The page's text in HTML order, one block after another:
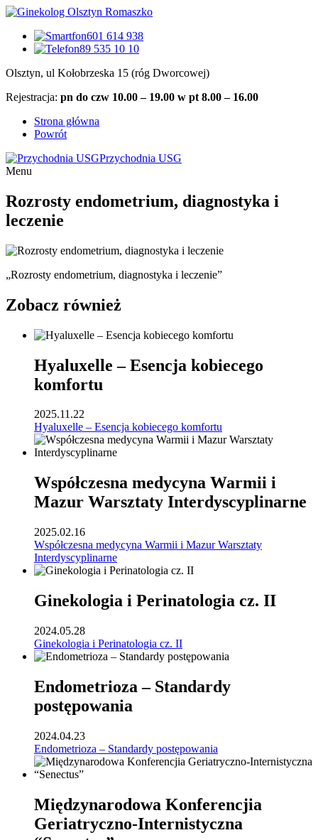
601 614 938
89 535 10 10
Olsztyn, ul Kołobrzeska 15 (róg Dworcowej)
Rejestracja: pn do czw 10.00 – 19.00 w pt 8.00 – 16.00
Strona główna
Powrót
Przychodnia USG
Menu
Rozrosty endometrium, diagnostyka i
leczenie
„Rozrosty endometrium, diagnostyka i leczenie”
Zobacz również
Hyaluxelle – Esencja kobiecego
komfortu
2025.11.22
Hyaluxelle – Esencja kobiecego komfortu
Współczesna medycyna Warmii i
Mazur Warsztaty Interdyscyplinarne
2025.02.16
Współczesna medycyna Warmii i Mazur Warsztaty
Interdyscyplinarne
Ginekologia i Perinatologia cz. II
2024.05.28
Ginekologia i Perinatologia cz. II
Endometrioza – Standardy
postępowania
2024.04.23
Endometrioza – Standardy postępowania
Międzynarodowa Konferencjia
Geriatryczno-Internistyczna